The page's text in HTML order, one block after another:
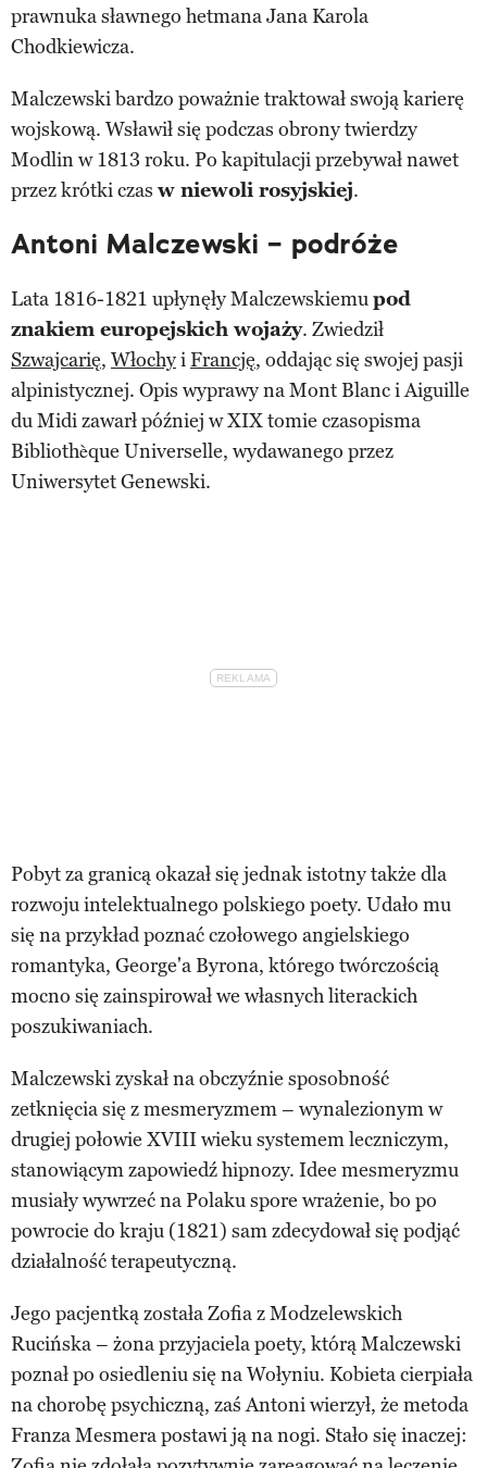
prawnuka sławnego hetmana Jana Karola
Chodkiewicza.
Malczewski bardzo poważnie traktował swoją karierę
wojskową. Wsławił się podczas obrony twierdzy
Modlin w 1813 roku. Po kapitulacji przebywał nawet
przez krótki czas w niewoli rosyjskiej.
Antoni Malczewski – podróże
Lata 1816-1821 upłynęły Malczewskiemupod
znakiem europejskich wojaży. Zwiedził
Szwajcarię, WłochyiFrancję, oddając się swojej pasji
alpinistycznej. Opis wyprawy na Mont Blanc i Aiguille
du Midi zawarł później w XIX tomie czasopisma
Bibliothèque Universelle, wydawanego przez
Uniwersytet Genewski.
Pobyt za granicą okazał się jednak istotny także dla
rozwoju intelektualnego polskiego poety. Udało mu
się na przykład poznać czołowego angielskiego
romantyka, George'a Byrona, którego twórczością
mocno się zainspirował we własnych literackich
poszukiwaniach.
Malczewski zyskał na obczyźnie sposobność
zetknięcia się z mesmeryzmem – wynalezionym w
drugiej połowie XVIII wieku systemem leczniczym,
stanowiącym zapowiedź hipnozy. Idee mesmeryzmu
musiały wywrzeć na Polaku spore wrażenie, bo po
powrocie do kraju (1821) sam zdecydował się podjąć
działalność terapeutyczną.
Jego pacjentką została Zofia z Modzelewskich
Rucińska – żona przyjaciela poety, którą Malczewski
poznał po osiedleniu się na Wołyniu. Kobieta cierpiała
na chorobę psychiczną, zaś Antoni wierzył, że metoda
Franza Mesmera postawi ją na nogi. Stało się inaczej: